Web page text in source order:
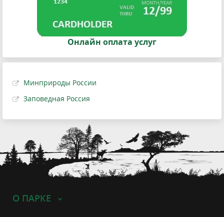
Онлайн оплата услуг
Минприроды России
Заповедная Россия
О ПАРКЕ